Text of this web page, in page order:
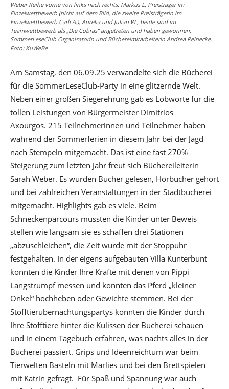
Weber Reihe vorne von links nach rechts: Markus L. Preisträger im
Einzelwettbewerb (nicht auf dem Bild, die zweite Preisträgerin im
Einzelwettbewerb Carli A.), Aurelia und Julian W., beide sind im
Teamwettbewerb als „Die Cobras“ angetreten und haben gewonnen,
SommerLeseClub Organisatorin und Büchereimitarbeiterin Andrea Reinecke.
Foto: KuWeBe
Am Samstag, den 06.09.25 verwandelte sich die Bücherei
für die SommerLeseClub-Party in eine glitzernde Welt.
Neben einer großen Siegerehrung gab es Lobworte für die
tollen Leistungen von Bürgermeister Dimitrios
Axourgos. 215 Teilnehmerinnen und Teilnehmer haben
während der Sommerferien in diesem Jahr bei der Jagd
nach Stempeln mitgemacht. Das ist eine fast 270%
Steigerung zum letzten Jahr freut sich Büchereileiterin
Sarah Weber. Es wurden Bücher gelesen, Hörbücher gehört
und bei zahlreichen Veranstaltungen in der Stadtbücherei
mitgemacht. Highlights gab es viele. Beim
Schneckenparcours mussten die Kinder unter Beweis
stellen wie langsam sie es schaffen drei Stationen
„abzuschleichen“, die Zeit wurde mit der Stoppuhr
festgehalten. In der eigens aufgebauten Villa Kunterbunt
konnten die Kinder Ihre Kräfte mit denen von Pippi
Langstrumpf messen und konnten das Pferd „kleiner
Onkel“ hochheben oder Gewichte stemmen. Bei der
Stofftierübernachtungspartys konnten die Kinder durch
Ihre Stofftiere hinter die Kulissen der Bücherei schauen
und in einem Tagebuch erfahren, was nachts alles in der
Bücherei passiert. Grips und Ideenreichtum war beim
Tierwelten Basteln mit Marlies und bei den Brettspielen
mit Katrin gefragt. Für Spaß und Spannung war auch